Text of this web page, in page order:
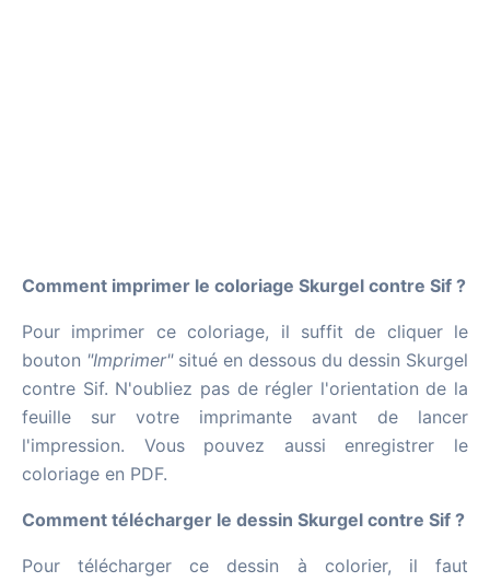
Comment imprimer le coloriage Skurgel contre Sif ?
Pour imprimer ce coloriage, il suffit de cliquer le
bouton "Imprimer"situé en dessous du dessin Skurgel
contre Sif. N'oubliez pas de régler l'orientation de la
feuille sur votre imprimante avant de lancer
l'impression. Vous pouvez aussi enregistrer le
coloriage en PDF.
Comment télécharger le dessin Skurgel contre Sif ?
Pour télécharger ce dessin à colorier, il faut